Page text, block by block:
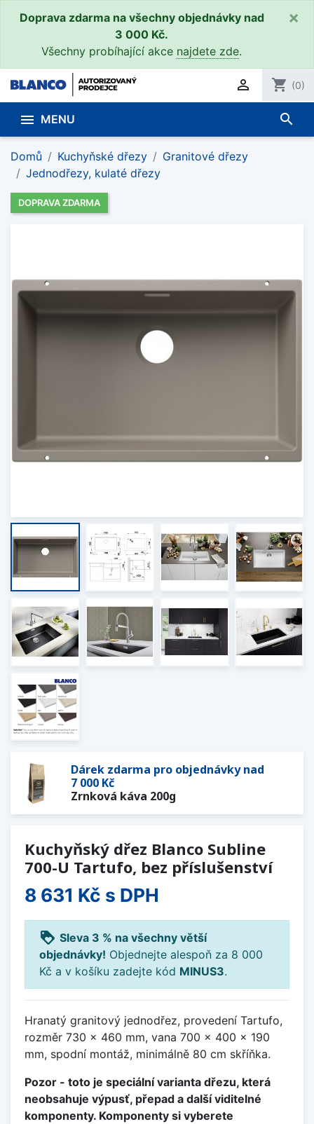
Doprava zdarma na všechny objednávky nad
3 000 Kč.
Všechny probíhající akce najdete zde.
×
 shopping_cart (0)
 MENU search
Domů Kuchyňské dřezy
Granitové dřezy
Jednodřezy, kulaté dřezy
DOPRAVA ZDARMA
Dárek zdarma pro objednávky nad
7 000 Kč
Zrnková káva 200g
Kuchyňský dřez Blanco Subline
700-U Tartufo, bez příslušenství
8 631 Kč s DPH
loyalty Sleva 3 % na všechny větší
objednávky! Objednejte alespoň za 8 000
Kč a v košíku zadejte kód MINUS3.
Hranatý granitový jednodřez, provedení Tartufo,
rozměr 730 x 460 mm, vana 700 x 400 x 190
mm, spodní montáž, minimálně 80 cm skříňka.
Pozor - toto je speciální varianta dřezu, která
neobsahuje výpusť, přepad a další viditelné
komponenty. Komponenty si vyberete